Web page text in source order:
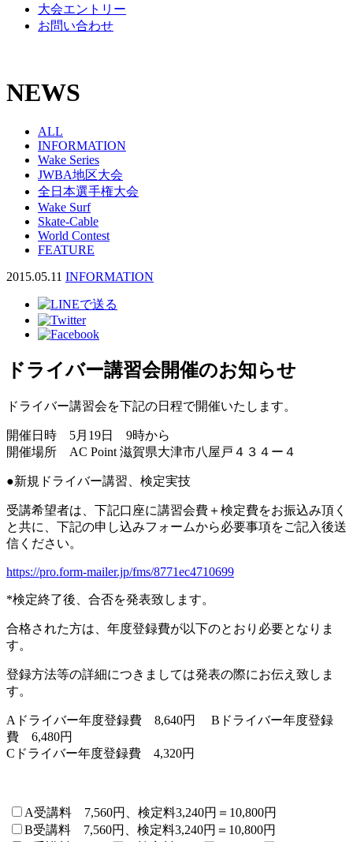
大会エントリー
お問い合わせ
NEWS
ALL
INFORMATION
Wake Series
JWBA地区大会
全日本選手権大会
Wake Surf
Skate-Cable
World Contest
FEATURE
2015.05.11 INFORMATION
ドライバー講習会開催のお知らせ
ドライバー講習会を下記の日程で開催いたします。
開催日時 5月19日 9時から
開催場所 AC Point 滋賀県大津市八屋戸４３４ー４
●新規ドライバー講習、検定実技
受講希望者は、下記口座に講習会費＋検定費をお振込み頂く
と共に、下記の申し込みフォームから必要事項をご記入後送
信ください。
https://pro.form-mailer.jp/fms/8771ec4710699
*検定終了後、合否を発表致します。
合格された方は、年度登録費が以下のとおり必要となりま
す。
登録方法等の詳細につきましては発表の際にお伝え致しま
す。
Aドライバー年度登録費 8,640円 Bドライバー年度登録
費 6,480円
Cドライバー年度登録費 4,320円
A受講料 7,560円、検定料3,240円＝10,800円
B受講料 7,560円、検定料3,240円＝10,800円